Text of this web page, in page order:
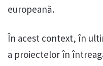
europeană.
În acest context, în
a proiectelor în